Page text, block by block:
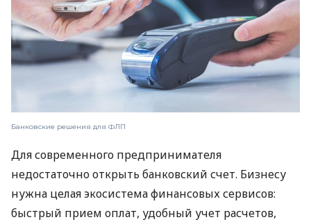
Банковские решения для ФЛП
Для современного предпринимателя
недостаточно открыть банковский счет. Бизнесу
нужна целая экосистема финансовых сервисов:
быстрый прием оплат, удобный учет расчетов,